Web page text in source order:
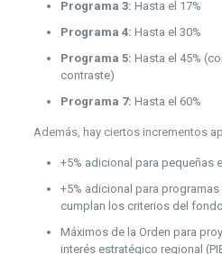
Programa 3: Hasta el 17%
Programa 4: Hasta el 30%
Programa 5: Hasta el 45%
contraste)
Programa 7: Hasta el 60%
Además, hay ciertos incrementos
+5% adicional para pequeñas
+5% adicional para programas
cumplan los criterios del fondo
Máximos de la Orden para
interés estratégico regional